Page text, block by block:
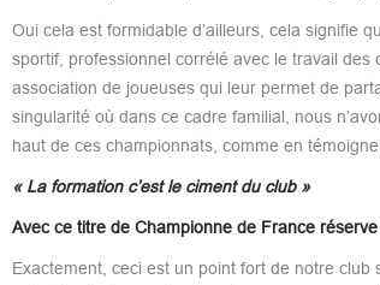
Oui cela est formidable d’ailleurs, cela signifie
sportif, professionnel corrélé avec le travail
association de joueuses qui leur permet de
singularité où dans ce cadre familial, nous
haut de ces championnats, comme en
« La formation c’est le ciment du club »
Avec ce titre de Championne de France
Exactement, ceci est un point fort de notre club